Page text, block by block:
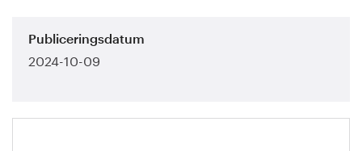
Publiceringsdatum
2024-10-09